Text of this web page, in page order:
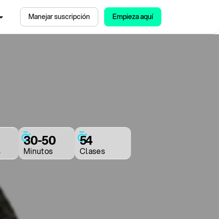
Manejar suscripción Empieza aquí
30-50
Minutos
54
Clases